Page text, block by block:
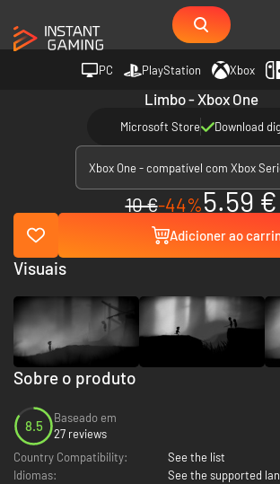
PC PlayStation Xbox
Limbo - Xbox One
Microsoft Store Download
10 €-44%5.59 €
Adicioner ao
Sobre o produto
8.5
Baseado em
27 reviews
Country Compatibility:
See the list
Idiomas:
See the supported
Visuais